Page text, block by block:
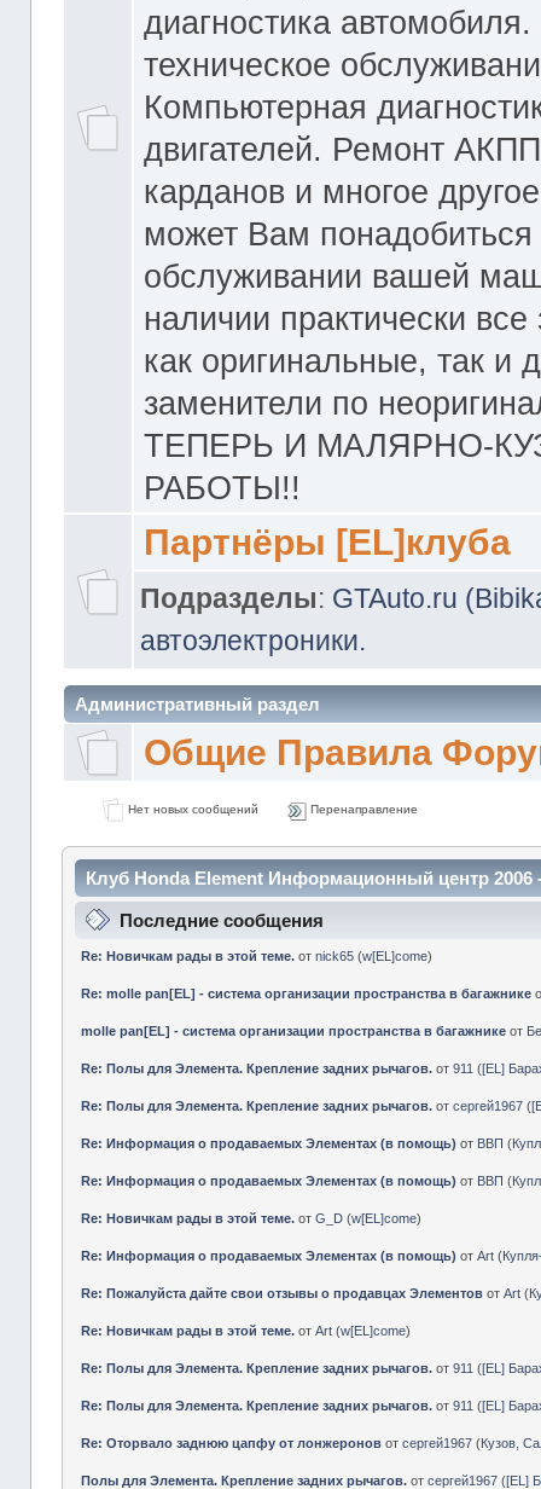
диагностика
техническое
Компьютерная
двигателей. Ремонт
карданов и многое
может Вам понадобиться
обслуживании вашей
наличии практически все
как оригинальные, так и
заменители по
ТЕПЕРЬ И МАЛЯРНО-
РАБОТЫ!!
Партнёры [EL]клуба
Подразделы: GTAuto.ru
автоэлектроники.
Административный раздел
Общие Правила
Нет новых сообщений Перенаправление
Клуб Honda Element Информационный центр
Последние сообщения
Re: Новичкам рады в этой теме. отnick65 (w[EL]come)
Re: molle pan[EL] - система организации пространства в багажнике
molle pan[EL] - система организации пространства в багажнике от
Re: Полы для Элемента. Крепление задних рычагов. от911 ([EL]
Re: Полы для Элемента. Крепление задних рычагов. отсергей1967 (
Re: Информация о продаваемых Элементах (в помощь) от ВВП (
Re: Информация о продаваемых Элементах (в помощь) от ВВП (
Re: Новичкам рады в этой теме. отG_D (w[EL]come)
Re: Информация о продаваемых Элементах (в помощь) отArt (
Re: Пожалуйста дайте свои отзывы о продавцах Элементов отArt (
Re: Новичкам рады в этой теме. отArt (w[EL]come)
Re: Полы для Элемента. Крепление задних рычагов. от911 ([EL]
Re: Полы для Элемента. Крепление задних рычагов. от911 ([EL]
Re: Оторвало заднюю цапфу от лонжеронов отсергей1967 (Кузов,
Полы для Элемента. Крепление задних рычагов. отсергей1967 ([EL]